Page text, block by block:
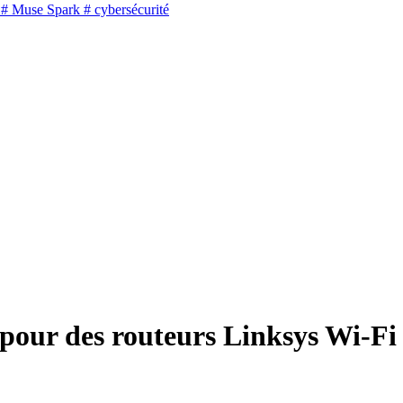
Muse Spark # cybersécurité
des routeurs Linksys Wi-Fi